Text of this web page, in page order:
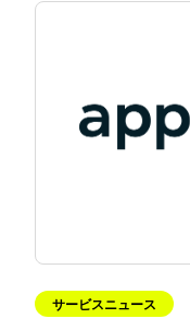
サービスニュース